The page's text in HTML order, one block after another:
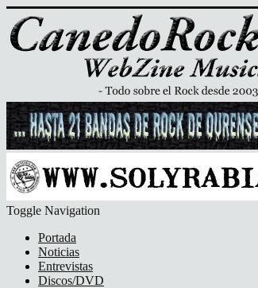
Toggle Navigation
Portada
Noticias
Entrevistas
Discos/DVD